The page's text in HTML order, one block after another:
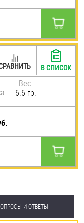
Вес:
6.6 гр.
В СПИСОК
И ОТВЕТЫ